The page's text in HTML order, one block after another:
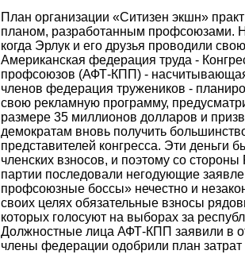
План организации «Ситизен экшн»
планом, разработанным профсоюзами.
когда Эрлук и его друзья проводили
Американская федерация труда -
профсоюзов (АФТ-КПП) -
членов федерация тружеников -
свою рекламную программу,
размере 35 миллионов долларов и
демократам вновь получить
представителей конгресса. Эти деньги
членских взносов, и поэтому со стороны
партии последовали негодующие
профсоюзные боссы» нечестно и
своих целях обязательные взносы
которых голосуют на выборах за
Должностные лица АФТ-КПП заявили в
члены федерации одобрили план затрат